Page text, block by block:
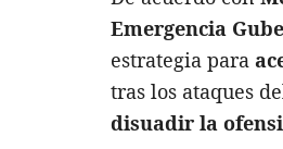
Emergencia
estrategia para
tras los ataques
disuadir la